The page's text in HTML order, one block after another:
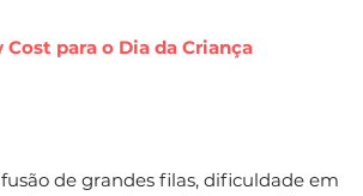
para o Dia da Criança
de grandes filas, dificuldade em